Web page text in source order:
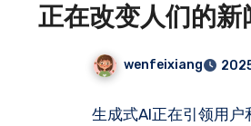
正在改变人们的新
wenfeixiang
生成式AI正在引领用户